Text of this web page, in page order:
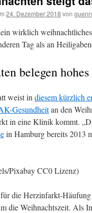
24. Dezember 2018 von
wirklich
Tag als an
belegen
weist in diesem kürzlich
Gesundheitan den
in eine Klinik kommt.
in Hamburg bereits 2013
Pixabay CC0 Lizenz)
die Herzinfarkt-
die Weihnachtszeit. Als